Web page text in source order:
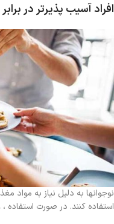
افراد آسیب پذیرتر در
نوجوانها به دلیل نیاز به مواد
استفاده کنند. در صورت